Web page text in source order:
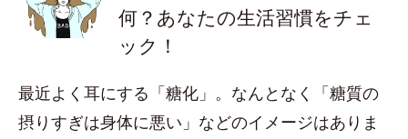
何？あなたの生活習慣をチェ
ック！
最近よく耳にする「糖化」。なんとなく「糖質の
摂りすぎは身体に悪い」などのイメージはありま